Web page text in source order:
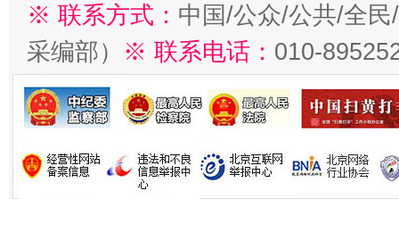
※ 联系方式： 中国/公众/公共/全
采编部） ※ 联系电话： 010-